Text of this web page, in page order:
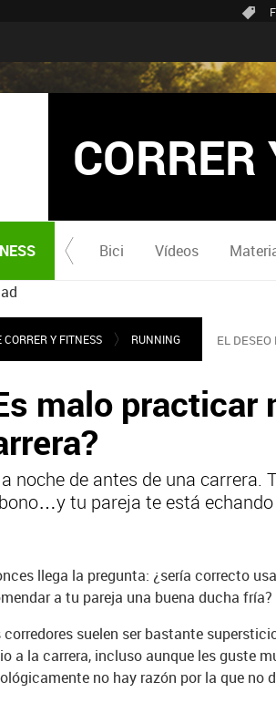
Bici Vídeos
CORRER Y FITNESS RUNNING EL
malo practicar
noche de antes de una
tu pareja te está echando
llega la pregunta: ¿sería correcto
a tu pareja una buena ducha fría?
corredores suelen ser bastante
a la carrera, incluso aunque les guste
no hay razón por la que no